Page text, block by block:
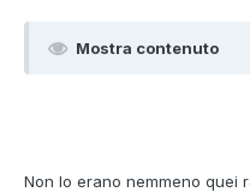
Mostra contenuto
Non lo erano nemmeno quei